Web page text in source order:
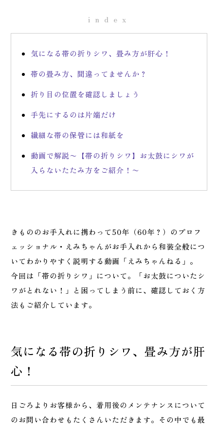
index
気になる帯の折りシワ、畳み方が肝心！
帯の畳み方、間違ってませんか？
折り目の位置を確認しましょう
手先にするのは片端だけ
繊細な帯の保管には和紙を
動画で解説〜【帯の折りシワ】お太鼓にシワが
入らないたたみ方をご紹介！〜
きもののお手入れに携わって50年（60年？）のプロフ
ェッショナル・えみちゃんがお手入れから和装全般につ
いてわかりやすく説明する動画「えみちゃんねる」。
今回は「帯の折りシワ」について。「お太鼓についたシ
ワがとれない！」と困ってしまう前に、確認しておく方
法もご紹介しています。
気になる帯の折りシワ、畳み方が肝
心！
日ごろよりお客様から、着用後のメンテナンスについて
のお問い合わせもたくさんいただきます。その中でも最